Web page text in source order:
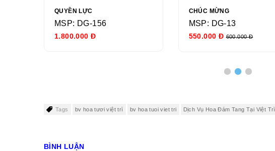
QUYỀN LỰC
MSP: DG-156
1.800.000 Đ
CHÚC MỪNG
MSP: DG-13
550.000 Đ 600.000 Đ
Tags bv hoa tươi việt trì bv hoa tuoi viet tri Dịch Vụ Hoa Đám Tang Tại Việt Trì
BÌNH LUẬN